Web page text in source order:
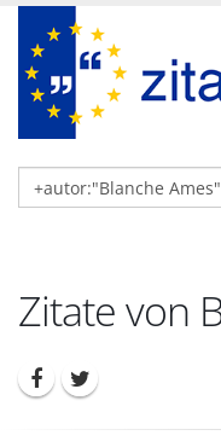
Zitate von